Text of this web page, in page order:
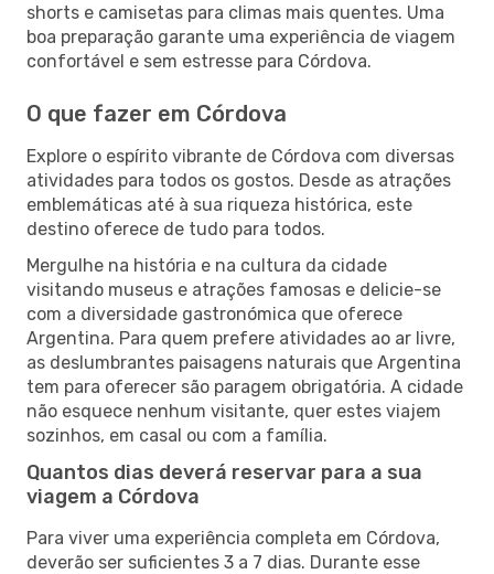
shorts e camisetas para climas mais quentes. Uma
boa preparação garante uma experiência de viagem
confortável e sem estresse para Córdova.
O que fazer em Córdova
Explore o espírito vibrante de Córdova com diversas
atividades para todos os gostos. Desde as atrações
emblemáticas até à sua riqueza histórica, este
destino oferece de tudo para todos.
Mergulhe na história e na cultura da cidade
visitando museus e atrações famosas e delicie-se
com a diversidade gastronómica que oferece
Argentina. Para quem prefere atividades ao ar livre,
as deslumbrantes paisagens naturais que Argentina
tem para oferecer são paragem obrigatória. A cidade
não esquece nenhum visitante, quer estes viajem
sozinhos, em casal ou com a família.
Quantos dias deverá reservar para a sua
viagem a Córdova
Para viver uma experiência completa em Córdova,
deverão ser suficientes 3 a 7 dias. Durante esse